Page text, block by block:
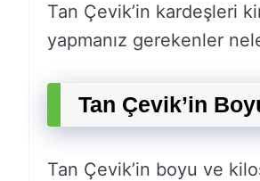
Tan Çevik’in kardeşleri
yapmanız gerekenler
Tan Çevik’in
Tan Çevik’in boyu ve